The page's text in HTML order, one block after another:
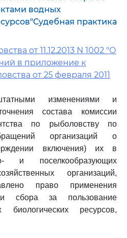
водных
практика
от 11.12.2013 N 1002 "О
в приложение к
от 25 февраля 2011
изменениями и
состава комиссии
по рыболовству по
организаций о
включения) их в
и поселкообразующих
организаций,
право применения
сбора за пользование
биологических ресурсов,